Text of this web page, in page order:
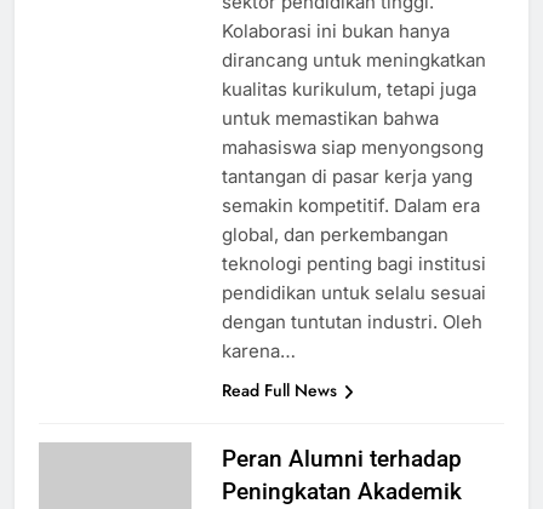
Kolaborasi ini bukan hanya
dirancang untuk meningkatkan
kualitas kurikulum, tetapi juga
untuk memastikan bahwa
mahasiswa siap menyongsong
tantangan di pasar kerja yang
semakin kompetitif. Dalam era
global, dan perkembangan
teknologi penting bagi institusi
pendidikan untuk selalu sesuai
dengan tuntutan industri. Oleh
karena…
Read Full News
Peran Alumni terhadap
Peningkatan Akademik